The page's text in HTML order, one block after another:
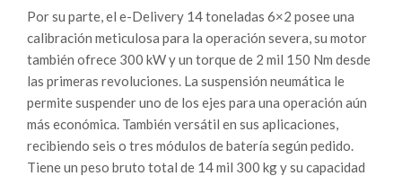
Por su parte, el e-Delivery 14 toneladas 6×2 posee una
calibración meticulosa para la operación severa, su motor
también ofrece 300 kW y un torque de 2 mil 150 Nm desde
las primeras revoluciones. La suspensión neumática le
permite suspender uno de los ejes para una operación aún
más económica. También versátil en sus aplicaciones,
recibiendo seis o tres módulos de batería según pedido.
Tiene un peso bruto total de 14 mil 300 kg y su capacidad